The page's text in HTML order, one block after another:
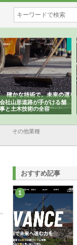
社山形道路が手がける舗
と土木技術の全容
その他業種
おすすめ記事
1